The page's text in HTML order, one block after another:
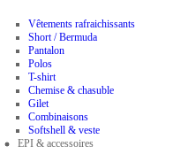
Vêtements rafraichissants
Short / Bermuda
Pantalon
Polos
T-shirt
Chemise & chasuble
Gilet
Combinaisons
Softshell & veste
EPI & accessoires